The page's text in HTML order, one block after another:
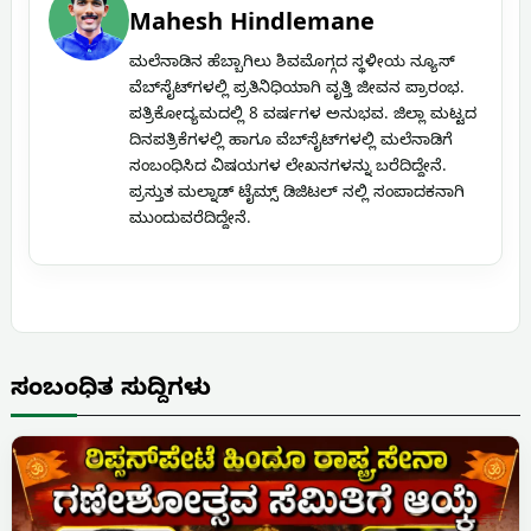
Mahesh Hindlemane
ಮಲೆನಾಡಿನ ಹೆಬ್ಬಾಗಿಲು ಶಿವಮೊಗ್ಗದ ಸ್ಥಳೀಯ ನ್ಯೂಸ್
ವೆಬ್‌ಸೈಟ್‌ಗಳಲ್ಲಿ ಪ್ರತಿನಿಧಿಯಾಗಿ ವೃತ್ತಿ ಜೀವನ ಪ್ರಾರಂಭ.
ಪತ್ರಿಕೋದ್ಯಮದಲ್ಲಿ 8 ವರ್ಷಗಳ ಅನುಭವ. ಜಿಲ್ಲಾ ಮಟ್ಟದ
ದಿನಪತ್ರಿಕೆಗಳಲ್ಲಿ ಹಾಗೂ ವೆಬ್‌ಸೈಟ್‌ಗಳಲ್ಲಿ ಮಲೆನಾಡಿಗೆ
ಸಂಬಂಧಿಸಿದ ವಿಷಯಗಳ ಲೇಖನಗಳನ್ನು ಬರೆದಿದ್ದೇನೆ.
ಪ್ರಸ್ತುತ ಮಲ್ನಾಡ್ ಟೈಮ್ಸ್ ಡಿಜಿಟಲ್ ನಲ್ಲಿ ಸಂಪಾದಕನಾಗಿ
ಮುಂದುವರೆದಿದ್ದೇನೆ.
ಸಂಬಂಧಿತ ಸುದ್ದಿಗಳು